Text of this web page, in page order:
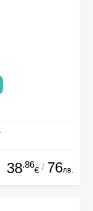
38.86
€ / 76лв.